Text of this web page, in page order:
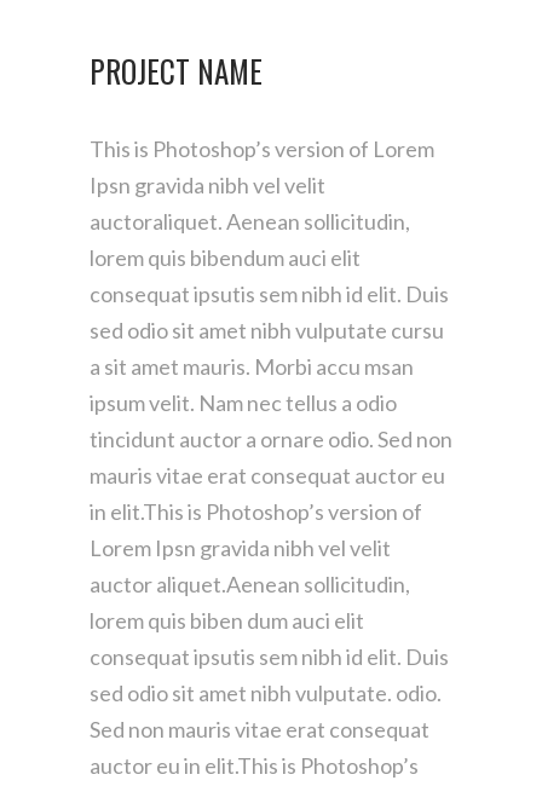
PROJECT NAME
This is Photoshop’s version of Lorem
Ipsn gravida nibh vel velit
auctoraliquet. Aenean sollicitudin,
lorem quis bibendum auci elit
consequat ipsutis sem nibh id elit. Duis
sed odio sit amet nibh vulputate cursu
a sit amet mauris. Morbi accu msan
ipsum velit. Nam nec tellus a odio
tincidunt auctor a ornare odio. Sed non
mauris vitae erat consequat auctor eu
in elit.This is Photoshop’s version of
Lorem Ipsn gravida nibh vel velit
auctor aliquet.Aenean sollicitudin,
lorem quis biben dum auci elit
consequat ipsutis sem nibh id elit. Duis
sed odio sit amet nibh vulputate. odio.
Sed non mauris vitae erat consequat
auctor eu in elit.This is Photoshop’s